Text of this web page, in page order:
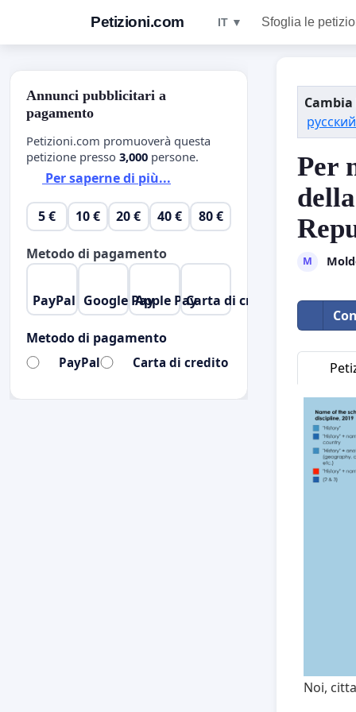
Petizioni.com IT ▼ Sfoglia le
Per
M
Noi,
Annunci pubblicitari a
pagamento
Petizioni.com promuoverà questa
petizione presso 3,000 persone.
Per saperne di più...
5 € 10 € 20 € 40 € 80 €
Metodo di pagamento
PayPal Google PayApple PayCarta di credito
Metodo di pagamento
PayPal Carta di credito